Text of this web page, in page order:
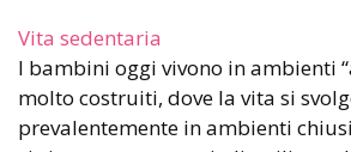
Vita sedentaria
I bambini oggi vivono in ambienti
molto costruiti, dove la vita si
prevalentemente in ambienti